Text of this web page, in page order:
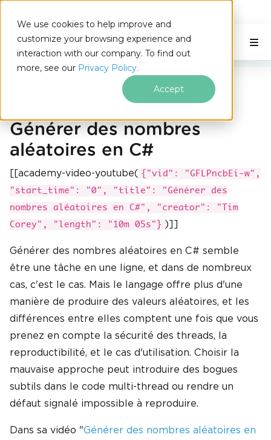
We use cookies to help improve and
customize your browsing experience and
interaction with our company. To find out
more, see our Privacy Policy.
Accept
IRONSOFTWARE
Passer au contenu du pied de page
C# Application
Sur cette page
Générer des nombres aléatoires en C#
Générer des nombres
aléatoires en C#
[[academy-video-youtube( {"vid": "GFLPncbEi-w",
"start_time": "0", "title": "Générer des
nombres aléatoires en C#", "creator": "Tim
Corey", "length": "10m 05s"} )]]
Générer des nombres aléatoires en C# semble
être une tâche en une ligne, et dans de nombreux
cas, c'est le cas. Mais le langage offre plus d'une
manière de produire des valeurs aléatoires, et les
différences entre elles comptent une fois que vous
prenez en compte la sécurité des threads, la
reproductibilité, et le cas d'utilisation. Choisir la
mauvaise approche peut introduire des bogues
subtils dans le code multi-thread ou rendre un
défaut signalé impossible à reproduire.
Dans sa vidéo "Générer des nombres aléatoires en